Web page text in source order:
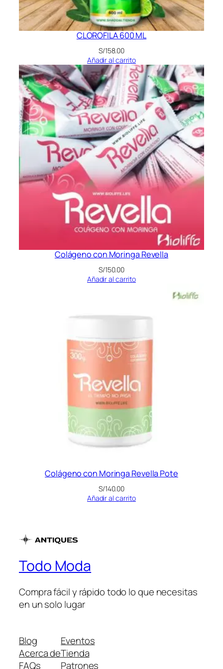
CLOROFILA 600 ML
S/158.00
Añadir al carrito
Colágeno con Moringa Revella
S/150.00
Añadir al carrito
Colágeno con Moringa Revella Pote
S/140.00
Añadir al carrito
Todo Moda
Compra fácil y rápido todo lo que necesitas
en un solo lugar
Blog
Acerca de
FAQs
Eventos
Tienda
Patrones